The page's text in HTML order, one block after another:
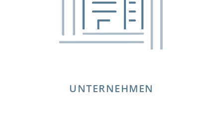
UNTERNEHMEN